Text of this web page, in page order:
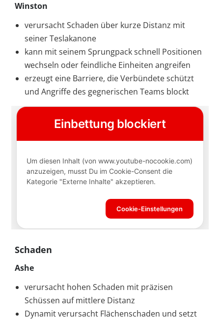
Winston
verursacht Schaden über kurze Distanz mit
seiner Teslakanone
kann mit seinem Sprungpack schnell Positionen
wechseln oder feindliche Einheiten angreifen
erzeugt eine Barriere, die Verbündete schützt
und Angriffe des gegnerischen Teams blockt
Schaden
Ashe
verursacht hohen Schaden mit präzisen
Schüssen auf mittlere Distanz
Dynamit verursacht Flächenschaden und setzt